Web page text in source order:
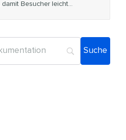
damit Besucher leicht…